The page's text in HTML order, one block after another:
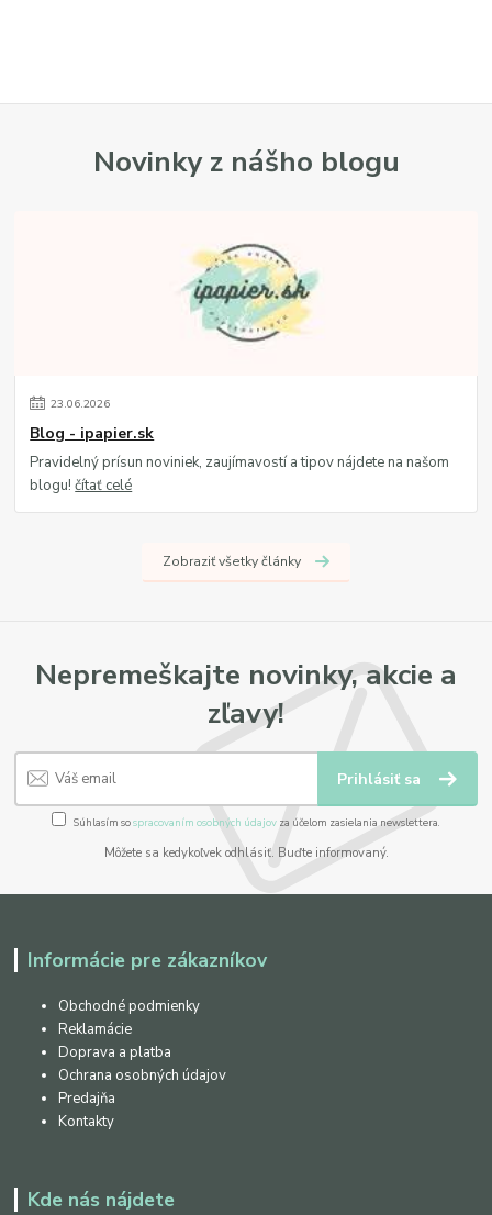
Novinky z nášho blogu
23.06.2026
Blog - ipapier.sk
Pravidelný prísun noviniek, zaujímavostí a tipov nájdete na našom
blogu!čítať celé
Zobraziť všetky články
Nepremeškajte novinky, akcie a
zľavy!
Prihlásiť sa
Súhlasím sospracovaním osobných údajov za účelom zasielania newslettera.
Môžete sa kedykoľvek odhlásiť. Buďte informovaný.
Informácie pre zákazníkov
Obchodné podmienky
Reklamácie
Doprava a platba
Ochrana osobných údajov
Predajňa
Kontakty
Kde nás nájdete